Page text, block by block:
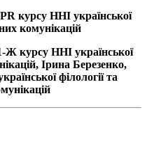
курсу ННІ української
комунікацій
Ж курсу ННІ української
Ірина Березенко,
філології та